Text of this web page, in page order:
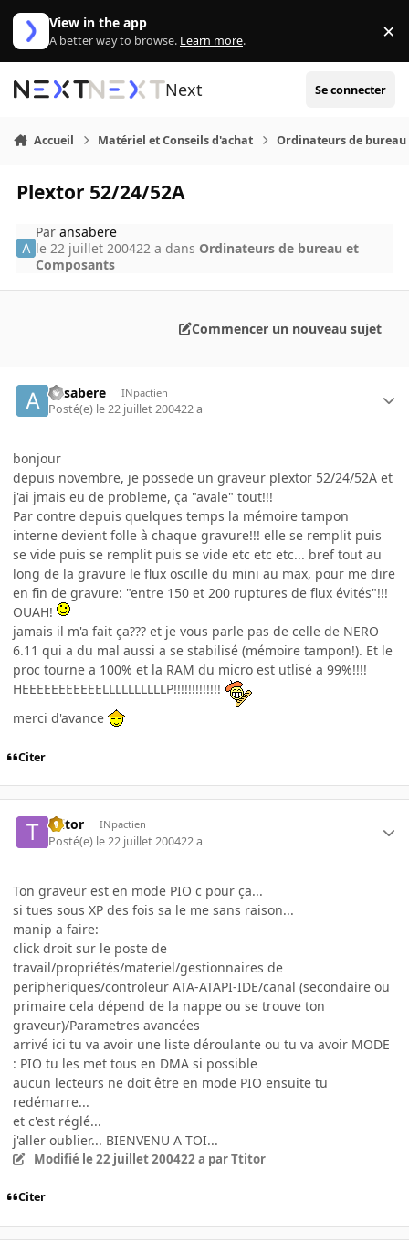
Aller au contenu
View in the app
A better way to browse. Learn more. ×
Next Se connecter
Accueil Matériel et Conseils d'achat Ordinateurs de bureau
Plextor 52/24/52A
Paransabere
le 22 juillet 200422 a dans Ordinateurs de bureau et
Composants
Commencer un nouveau sujet
ansabere INpactien
Posté(e) le 22 juillet 200422 a
bonjour
depuis novembre, je possede un graveur plextor 52/24/52A et
j'ai jmais eu de probleme, ça "avale" tout!!!
Par contre depuis quelques temps la mémoire tampon
interne devient folle à chaque gravure!!! elle se remplit puis
se vide puis se remplit puis se vide etc etc etc... bref tout au
long de la gravure le flux oscille du mini au max, pour me dire
en fin de gravure: "entre 150 et 200 ruptures de flux évités"!!!
OUAH!
jamais il m'a fait ça??? et je vous parle pas de celle de NERO
6.11 qui a du mal aussi a se stabilisé (mémoire tampon!). Et le
proc tourne a 100% et la RAM du micro est utlisé a 99%!!!!
HEEEEEEEEEEELLLLLLLLLLP!!!!!!!!!!!!!
merci d'avance
Citer
Ttitor INpactien
Posté(e) le 22 juillet 200422 a
Ton graveur est en mode PIO c pour ça...
si tues sous XP des fois sa le me sans raison...
manip a faire:
click droit sur le poste de
travail/propriétés/materiel/gestionnaires de
peripheriques/controleur ATA-ATAPI-IDE/canal (secondaire ou
primaire cela dépend de la nappe ou se trouve ton
graveur)/Parametres avancées
arrivé ici tu va avoir une liste déroulante ou tu va avoir MODE
: PIO tu les met tous en DMA si possible
aucun lecteurs ne doit être en mode PIO ensuite tu
redémarre...
et c'est réglé...
j'aller oublier... BIENVENU A TOI...
Modifié le 22 juillet 200422 a par Ttitor
Citer